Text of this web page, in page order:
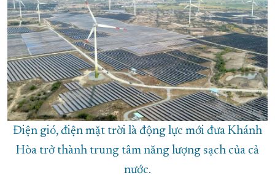
Điện gió, điện mặt trời là động lực mới đưa Khánh
Hòa trở thành trung tâm năng lượng sạch của cả
nước.